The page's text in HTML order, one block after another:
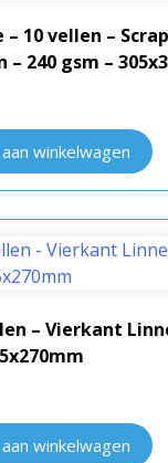
10 vellen –
240 gsm –
winkelwagen
– Vierkant
winkelwagen